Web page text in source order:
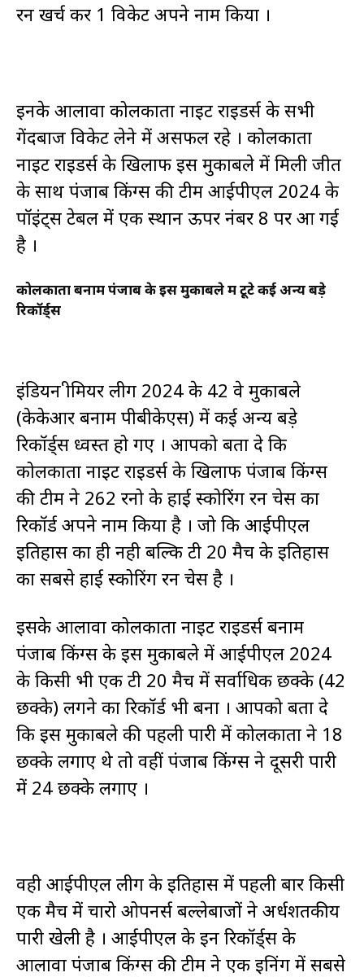
रन खर्च कर 1 विकेट अपने नाम किया ।
इनके आलावा कोलकाता नाइट राइडर्स के सभी
गेंदबाज विकेट लेने में असफल रहे । कोलकाता
नाइट राइडर्स के खिलाफ इस मुकाबले में मिली जीत
के साथ पंजाब किंग्स की टीम आईपीएल 2024 के
पॉइंट्स टेबल में एक स्थान ऊपर नंबर 8 पर आ गई
है ।
कोलकाता बनाम पंजाब के इस मुकाबले में टूटे कई अन्य बड़े
रिकॉर्ड्स
इंडियन प्रीमियर लीग 2024 के 42 वे मुकाबले
(केकेआर बनाम पीबीकेएस) में कई अन्य बड़े
रिकॉर्ड्स ध्वस्त हो गए । आपको बता दे कि
कोलकाता नाइट राइडर्स के खिलाफ पंजाब किंग्स
की टीम ने 262 रनो के हाई स्कोरिंग रन चेस का
रिकॉर्ड अपने नाम किया है । जो कि आईपीएल
इतिहास का ही नही बल्कि टी 20 मैच के इतिहास
का सबसे हाई स्कोरिंग रन चेस है ।
इसके आलावा कोलकाता नाइट राइडर्स बनाम
पंजाब किंग्स के इस मुकाबले में आईपीएल 2024
के किसी भी एक टी 20 मैच में सर्वाधिक छक्के (42
छक्के) लगने का रिकॉर्ड भी बना । आपको बता दे
कि इस मुकाबले की पहली पारी में कोलकाता ने 18
छक्के लगाए थे तो वहीं पंजाब किंग्स ने दूसरी पारी
में 24 छक्के लगाए ।
वही आईपीएल लीग के इतिहास में पहली बार किसी
एक मैच में चारो ओपनर्स बल्लेबाजों ने अर्धशतकीय
पारी खेली है । आईपीएल के इन रिकॉर्ड्स के
आलावा पंजाब किंग्स की टीम ने एक इनिंग में सबसे